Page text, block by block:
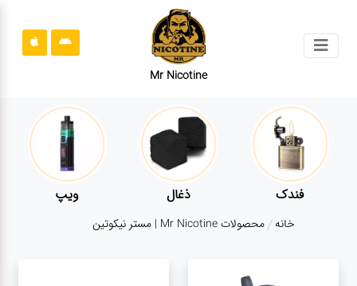
Mr Nicotine
محصولات
قوانین
سایت
فندک ذغال ویپ
خانه محصولات Mr Nicotine | مستر نیکوتین